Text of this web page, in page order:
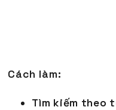
Cách làm:
Tìm kiếm theo